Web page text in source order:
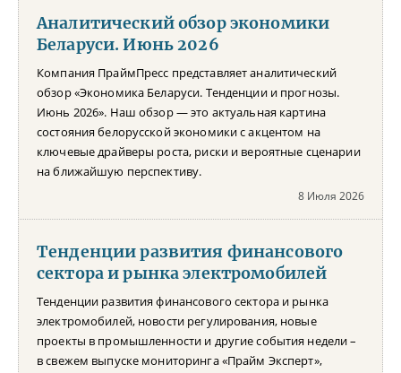
Аналитический обзор экономики
Беларуси. Июнь 2026
Компания ПраймПресс представляет аналитический
обзор «Экономика Беларуси. Тенденции и прогнозы.
Июнь 2026». Наш обзор — это актуальная картина
состояния белорусской экономики с акцентом на
ключевые драйверы роста, риски и вероятные сценарии
на ближайшую перспективу.
8 Июля 2026
Тенденции развития финансового
сектора и рынка электромобилей
Тенденции развития финансового сектора и рынка
электромобилей, новости регулирования, новые
проекты в промышленности и другие события недели –
в свежем выпуске мониторинга «Прайм Эксперт»,